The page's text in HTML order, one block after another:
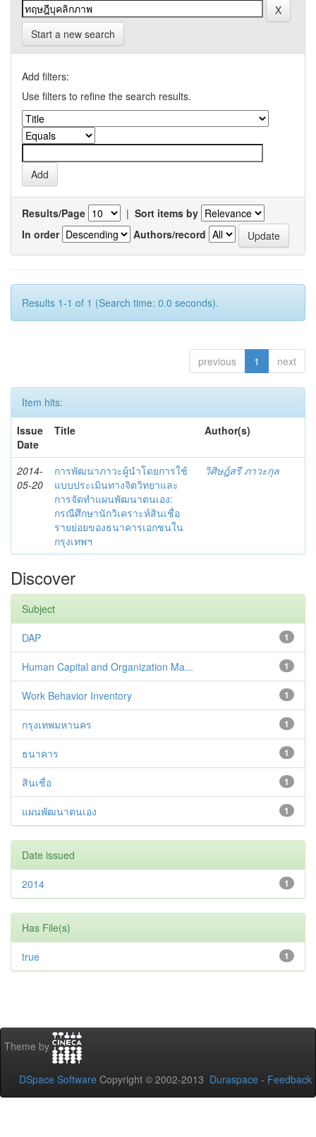
Start a new search
Add filters:
Use filters to refine the search results.
Results/Page | Sort items by
In order
Authors/record
Results 1-1 of 1 (Search time: 0.0 seconds).
previous 1 next
Item hits:
Issue
Date
Title Author(s)
2014-
05-20
การพัฒนาภาวะผู้นำโดยการใช้
แบบประเมินทางจิตวิทยาและ
การจัดทำแผนพัฒนาตนเอง:
กรณีศึกษานักวิเคราะห์สินเชื่อ
รายย่อยของธนาคารเอกชนใน
กรุงเทพฯ
วิศิษฎ์สรี ภาวะกุล
Discover
Subject
1
DAP
1
Human Capital and Organization Ma...
1
Work Behavior Inventory
1
กรุงเทพมหานคร
1
ธนาคาร
1
สินเชื่อ
1
แผนพัฒนาตนเอง
Date issued
1
2014
Has File(s)
1
true
Theme by
DSpace Software Copyright © 2002-2013 Duraspace - Feedback